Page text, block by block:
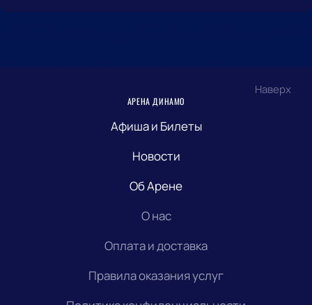
Наверх
АРЕНА ДИНАМО
Афиша и Билеты
Новости
Об Арене
О нас
Оплата и доставка
Правила оказания услуг